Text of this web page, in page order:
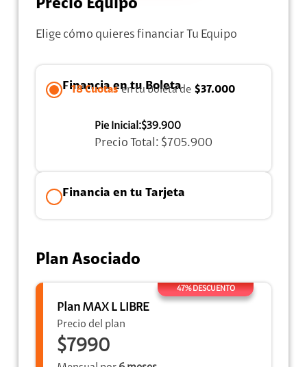
Precio Equipo
Elige cómo quieres financiar Tu Equipo
Financia en tu Boleta
18 Cuotas en tu boleta de $37.000
Pie Inicial:$39.900
Precio Total: $705.900
Financia en tu Tarjeta
Plan Asociado
47% DESCUENTO
Plan MAX L LIBRE
Precio del plan
$7990